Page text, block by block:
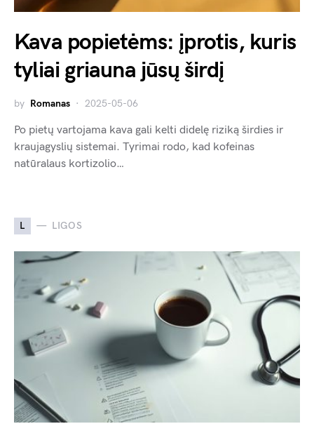
Kava popietėms: įprotis, kuris
tyliai griauna jūsų širdį
by Romanas 2025-05-06
Po pietų vartojama kava gali kelti didelę riziką širdies ir
kraujagyslių sistemai. Tyrimai rodo, kad kofeinas
natūralaus kortizolio…
L LIGOS